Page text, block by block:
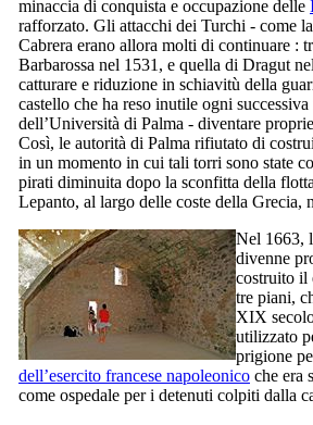
minaccia di conquista e occupazione delle
rafforzato. Gli attacchi dei Turchi - come
Cabrera erano allora molti di continuare :
Barbarossa nel 1531, e quella di Dragut
catturare e riduzione in schiavitù della
castello che ha reso inutile ogni
dell’Università di Palma - diventare
Così, le autorità di Palma rifiutato di
in un momento in cui tali torri sono state
pirati diminuita dopo la sconfitta della
Lepanto, al largo delle coste della Grecia,
Nel 1663,
divenne
costruito il
tre piani,
XIX
utilizzato
prigione
dell’esercito francese napoleonico che era
come ospedale per i detenuti colpiti dalla